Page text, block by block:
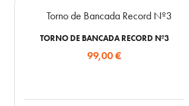
TORNO DE BANCADA RECORD Nº3
99,00€